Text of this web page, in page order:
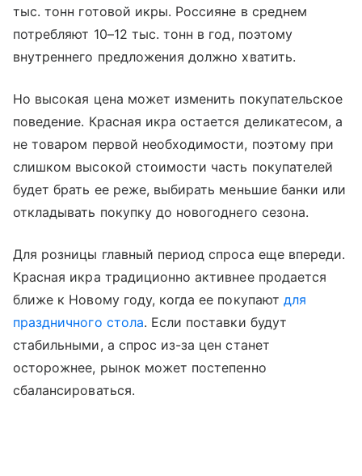
тыс. тонн готовой икры. Россияне в среднем
потребляют 10–12 тыс. тонн в год, поэтому
внутреннего предложения должно хватить.
Но высокая цена может изменить покупательское
поведение. Красная икра остается деликатесом, а
не товаром первой необходимости, поэтому при
слишком высокой стоимости часть покупателей
будет брать ее реже, выбирать меньшие банки или
откладывать покупку до новогоднего сезона.
Для розницы главный период спроса еще впереди.
Красная икра традиционно активнее продается
ближе к Новому году, когда ее покупают для
праздничного стола. Если поставки будут
стабильными, а спрос из-за цен станет
осторожнее, рынок может постепенно
сбалансироваться.